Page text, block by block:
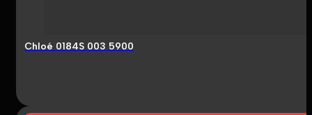
Chloé 0184S 003 5900